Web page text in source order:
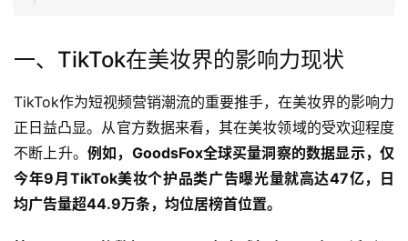
一、TikTok在美妆界的影响力现状
TikTok作为短视频营销潮流的重要推手，在美妆界的影响力
正日益凸显。从官方数据来看，其在美妆领域的受欢迎程度
不断上升。 例如，GoodsFox全球买量洞察的数据显示，仅
今年9月TikTok美妆个护品类广告曝光量就高达47亿，日
均广告量超44.9万条，均位居榜首位置。